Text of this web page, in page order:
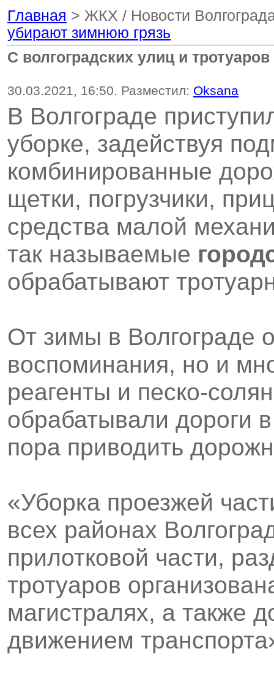
Главная > ЖКХ / Новости
убирают зимнюю грязь
С волгоградских улиц и
30.03.2021, 16:50. Разместил: Oksana
В Волгограде
уборке, задействуя
комбинированные
щетки, погрузчики,
средства малой
так называемые
обрабатывают
От зимы в Волгограде
воспоминания, но и
реагенты и песко-
обрабатывали дороги
пора приводить
«Уборка проезжей
всех районах
прилотковой части,
тротуаров
магистралях, а также
движением